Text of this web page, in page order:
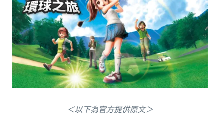
＜以下為官方提供原文＞